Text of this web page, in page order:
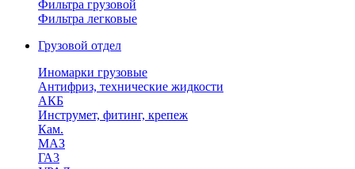
Фильтра грузовой
Фильтра легковые
Грузовой отдел
Иномарки грузовые
Антифриз, технические жидкости
АКБ
Инструмет, фитинг, крепеж
Кам.
МАЗ
ГА3